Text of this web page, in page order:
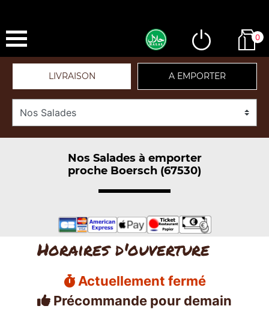
0
LIVRAISON A EMPORTER
Nos Salades à emporter
proche Boersch (67530)
Horaires d'ouverture
Actuellement fermé
Précommande pour demain